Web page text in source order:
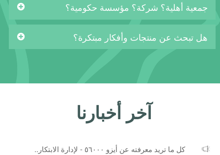
جمعية أهلية؟ شركة؟ مؤسسة حكومية؟
هل تبحث عن منتجات وأفكار مبتكرة؟
آخر أخبارنا
كل ما تريد معرفته عن أيزو ٥٦٠٠٠ - لإدارة الابتكار..